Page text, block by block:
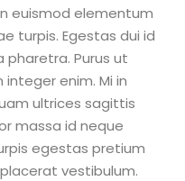
euismod elementum
turpis. Egestas dui id
pharetra. Purus ut
enim. Mi in
ultrices sagittis
massa id neque
egestas pretium
vestibulum.